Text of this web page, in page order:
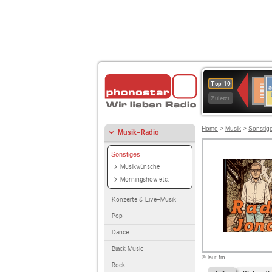
Top 10
Zuletzt
Kultur
Musik-Radio
Sonstiges
Musikwünsche
Morningshow etc.
Konzerte & Live-Musik
Pop
Dance
Black Music
Rock
Home > Musik >
© laut.fm